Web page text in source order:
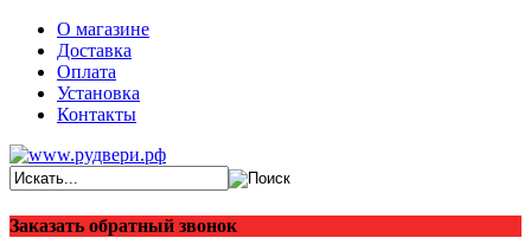
О магазине
Доставка
Оплата
Установка
Контакты
Заказать обратный звонок